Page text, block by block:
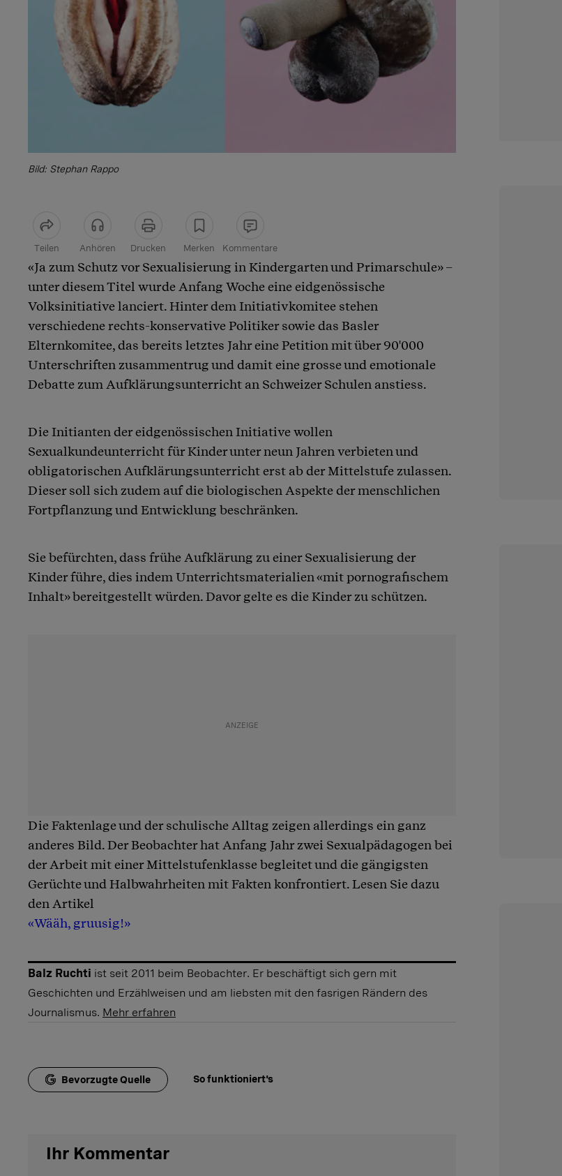
Bild: Stephan Rappo
Teilen Anhören Drucken Merken Kommentare
Artikel teilen
«Ja zum Schutz vor Sexualisierung in Kindergarten und Primarschule» –
unter diesem Titel wurde Anfang Woche eine eidgenössische
Volksinitiative lanciert. Hinter dem Initiativkomitee stehen
verschiedene rechts-konservative Politiker sowie das Basler
Elternkomitee, das bereits letztes Jahr eine Petition mit über 90'000
Unterschriften zusammentrug und damit eine grosse und emotionale
Debatte zum Aufklärungsunterricht an Schweizer Schulen anstiess.
Die Initianten der eidgenössischen Initiative wollen
Sexualkundeunterricht für Kinder unter neun Jahren verbieten und
obligatorischen Aufklärungsunterricht erst ab der Mittelstufe zulassen.
Dieser soll sich zudem auf die biologischen Aspekte der menschlichen
Fortpflanzung und Entwicklung beschränken.
Sie befürchten, dass frühe Aufklärung zu einer Sexualisierung der
Kinder führe, dies indem Unterrichtsmaterialien «mit pornografischem
Inhalt» bereitgestellt würden. Davor gelte es die Kinder zu schützen.
Die Faktenlage und der schulische Alltag zeigen allerdings ein ganz
anderes Bild. Der Beobachter hat Anfang Jahr zwei Sexualpädagogen bei
der Arbeit mit einer Mittelstufenklasse begleitet und die gängigsten
Gerüchte und Halbwahrheiten mit Fakten konfrontiert. Lesen Sie dazu
den Artikel
«Wääh, gruusig!»
Balz Ruchti ist seit 2011 beim Beobachter. Er beschäftigt sich gern mit
Geschichten und Erzählweisen und am liebsten mit den fasrigen Rändern des
Journalismus. Mehr erfahren
Bevorzugte Quelle So funktioniert's
Ihr Kommentar